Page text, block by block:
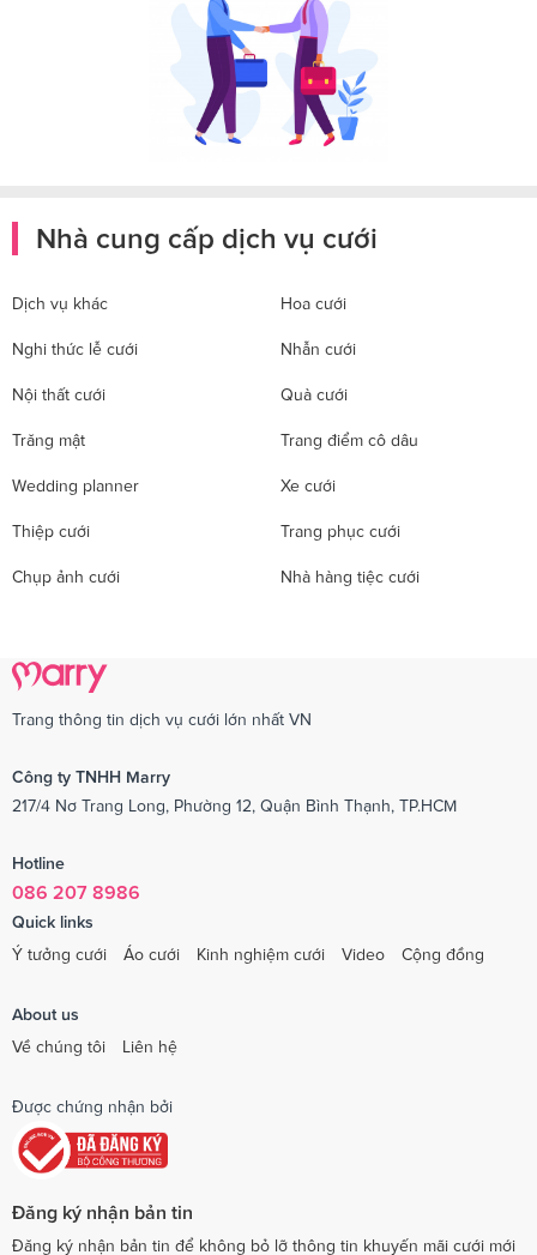
Nhà cung cấp dịch vụ cưới
Dịch vụ khác Hoa cưới
Nghi thức lễ cưới Nhẫn cưới
Nội thất cưới Quà cưới
Trăng mật Trang điểm cô dâu
Wedding planner Xe cưới
Thiệp cưới Trang phục cưới
Chụp ảnh cưới Nhà hàng tiệc cưới
Trang thông tin dịch vụ cưới lớn nhất VN
Công ty TNHH Marry
217/4 Nơ Trang Long, Phường 12, Quận Bình Thạnh, TP.HCM
Hotline
086 207 8986
Quick links
Ý tưởng cưới
Áo cưới Kinh nghiệm cưới Video Cộng đồng
About us
Về chúng tôi
Liên hệ
Được chứng nhận bởi
Đăng ký nhận bản tin
Đăng ký nhận bản tin để không bỏ lỡ thông tin khuyến mãi cưới mới